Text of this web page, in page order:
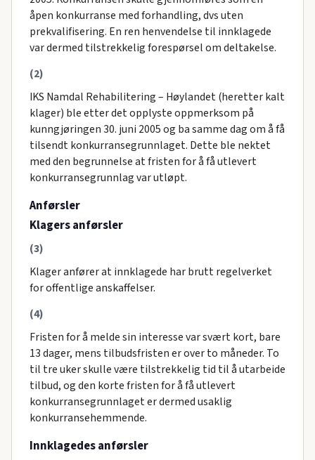
åpen konkurranse med forhandling, dvs uten
prekvalifisering. En ren henvendelse til innklagede
var dermed tilstrekkelig forespørsel om deltakelse.
(2)
IKS Namdal Rehabilitering – Høylandet (heretter kalt
klager) ble etter det opplyste oppmerksom på
kunngjøringen 30. juni 2005 og ba samme dag om å få
tilsendt konkurransegrunnlaget. Dette ble nektet
med den begrunnelse at fristen for å få utlevert
konkurransegrunnlag var utløpt.
Anførsler
Klagers anførsler
(3)
Klager anfører at innklagede har brutt regelverket
for offentlige anskaffelser.
(4)
Fristen for å melde sin interesse var svært kort, bare
13 dager, mens tilbudsfristen er over to måneder. To
til tre uker skulle være tilstrekkelig tid til å utarbeide
tilbud, og den korte fristen for å få utlevert
konkurransegrunnlaget er dermed usaklig
konkurransehemmende.
Innklagedes anførsler